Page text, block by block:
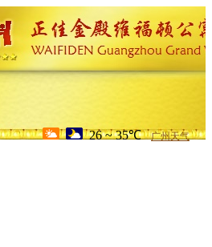
26 ~ 35℃ 广州天气